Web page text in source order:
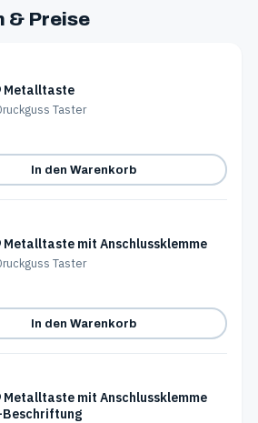
& Preise
Metalltaste
Taster
In den Warenkorb
Metalltaste mit Anschlussklemme
Taster
In den Warenkorb
Metalltaste mit Anschlussklemme